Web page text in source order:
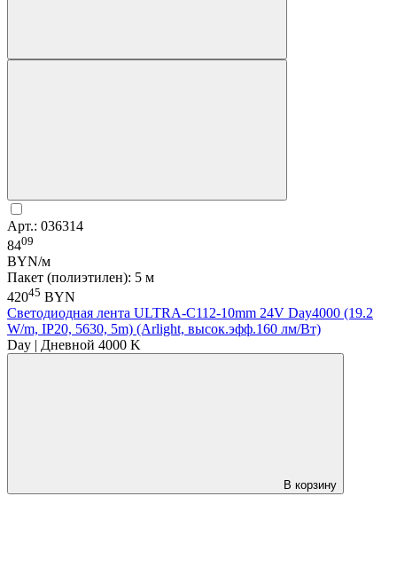
Арт.: 036314
8409
BYN/м
Пакет (полиэтилен): 5 м
42045 BYN
Светодиодная лента ULTRA-C112-10mm 24V Day4000 (19.2
W/m, IP20, 5630, 5m) (Arlight, высок.эфф.160 лм/Вт)
Day | Дневной 4000 K
В корзину